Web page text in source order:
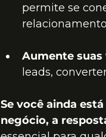
permite se
Aumente suas
leads,
Se você ainda
negócio, a